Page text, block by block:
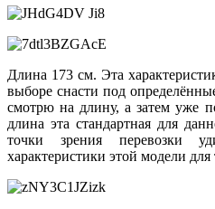
Длина 173 см. Эта
выборе снасти под
смотрю на длину, а затем уже
длина эта стандартная для
точки зрения перевозки
характеристики этой модели